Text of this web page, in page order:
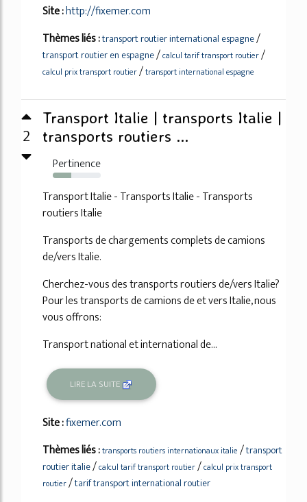
Site :http://fixemer.com
Thèmes liés :transport routier international espagne/
transport routier en espagne/calcul tarif transport routier/
calcul prix transport routier/transport international espagne
2
Transport Italie | transports Italie |
transports routiers ...
Pertinence
39%
Transport Italie - Transports Italie - Transports
routiers Italie
Transports de chargements complets de camions
de/vers Italie.
Cherchez-vous des transports routiers de/vers Italie?
Pour les transports de camions de et vers Italie, nous
vous offrons:
Transport national et international de...
LIRE LA SUITE
Site :fixemer.com
Thèmes liés :transports routiers internationaux italie /transport
routier italie/calcul tarif transport routier/calcul prix transport
routier/tarif transport international routier